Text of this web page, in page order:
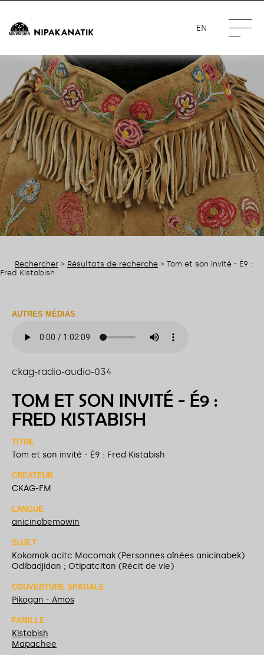
EN
Rechercher > Résultats de recherche > Tom et son invité - É9 :
Fred Kistabish
AUTRES MÉDIAS
ckag-radio-audio-034
TOM ET SON INVITÉ - É9 :
FRED KISTABISH
TITRE
Tom et son invité - É9 : Fred Kistabish
CRÉATEUR
CKAG-FM
LANGUE
anicinabemowin
SUJET
Kokomak acitc Mocomak (Personnes aînées anicinabek)
Odibadjidan ; Otipatcitan (Récit de vie)
COUVERTURE SPATIALE
Pikogan - Amos
FAMILLE
Kistabish
Mapachee